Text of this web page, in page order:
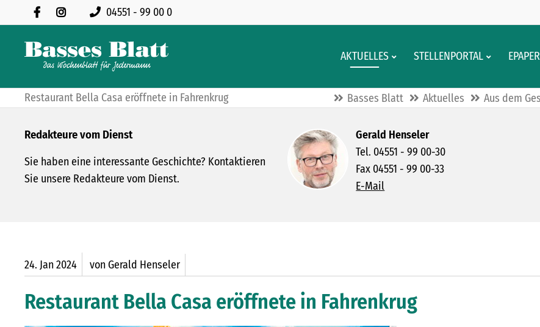
04551 - 99 00 0
AKTUELLES STELLENPORTAL EPAPER
Restaurant Bella Casa eröffnete in Fahrenkrug Basses Blatt Aktuelles Aus dem
Redakteure vom Dienst
Sie haben eine interessante Geschichte? Kontaktieren
Sie unsere Redakteure vom Dienst.
Gerald Henseler
Tel. 04551 - 99 00-30
Fax 04551 - 99 00-33
E-Mail
24. Jan2024 von Gerald Henseler
Restaurant Bella Casa eröffnete in Fahrenkrug